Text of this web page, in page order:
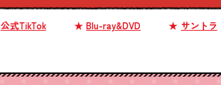
公式TikTok Blu-ray&DVD サントラ